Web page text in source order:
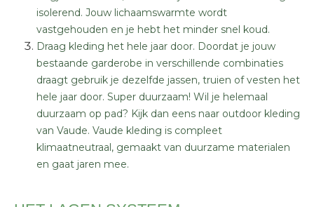
isolerend. Jouw lichaamswarmte wordt
vastgehouden en je hebt het minder snel koud.
Draag kleding het hele jaar door. Doordat je jouw
bestaande garderobe in verschillende combinaties
draagt gebruik je dezelfde jassen, truien of vesten het
hele jaar door. Super duurzaam! Wil je helemaal
duurzaam op pad? Kijk dan eens naar outdoor kleding
van Vaude. Vaude kleding is compleet
klimaatneutraal, gemaakt van duurzame materialen
en gaat jaren mee.